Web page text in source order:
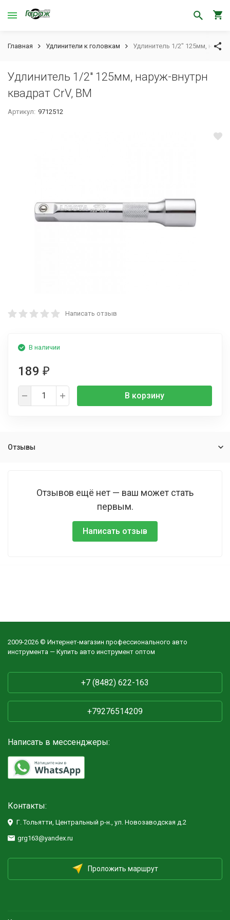
Главная Удлинители к головкам Удлинитель 1/2" 125мм,
Удлинитель 1/2" 125мм, наруж-внутрн
квадрат CrV, BM
Артикул: 9712512
Написать отзыв
В наличии
189 ₽
В корзину
Отзывы
Отзывов ещё нет — ваш может стать
первым.
Написать отзыв
2009-2026 © Интернет-магазин профессионального авто
инструмента — Купить авто инструмент оптом
+7 (8482) 622-163
+79276514209
Написать в мессенджеры:
Контакты:
Г. Тольятти, Центральный р-н., ул. Новозаводская д.2
grg163@yandex.ru
Проложить маршрут